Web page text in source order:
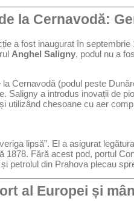
la Cernavodă:
a fost inaugurat în septembrie
Anghel Saligny, podul nu a
Cernavodă (podul peste
Saligny a introdus inovații de
utilizând chesoane cu aer
lipsă”. El a asigurat
1878. Fără acest pod, portul
petrolul din Prahova plecau
al Europei și